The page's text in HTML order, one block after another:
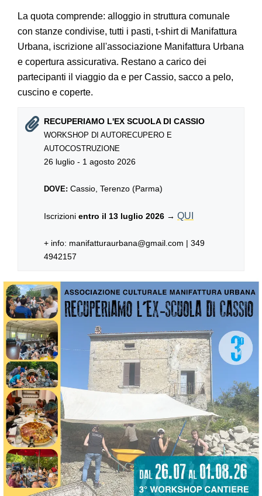
La quota comprende: alloggio in struttura comunale
con stanze condivise, tutti i pasti, t-shirt di Manifattura
Urbana, iscrizione all'associazione Manifattura Urbana
e copertura assicurativa. Restano a carico dei
partecipanti il viaggio da e per Cassio, sacco a pelo,
cuscino e coperte.
RECUPERIAMO L'EX SCUOLA DI CASSIO
WORKSHOP DI AUTORECUPERO E
AUTOCOSTRUZIONE
26 luglio - 1 agosto 2026
DOVE: Cassio, Terenzo (Parma)
Iscrizioni entro il 13 luglio 2026 → QUI
+ info: manifatturaurbana@gmail.com | 349
4942157